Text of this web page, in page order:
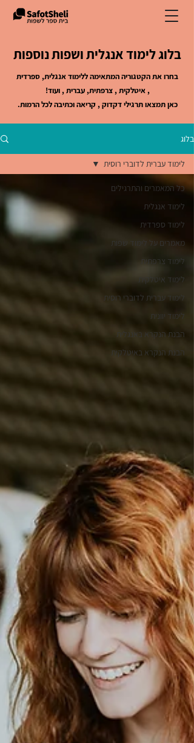
בלוג לימוד אנגלית ושפות נוספות
בחרו את הקטגוריה המתאימה ללימוד אנגלית, ספרדית
, איטלקית , צרפתית, עברית , ועוד!
כאן תמצאו תרגילי דקדוק , קריאה וכתיבה לכל הרמות.
בלוג
כל המאמרים והתרגילים
לימוד אנגלית
לימוד ספרדית
מאמרים על לימוד שפות
לימוד צרפתית
לימוד איטלקית
לימוד עברית לדוברי רוסית
לימוד יוונית
הבנת הנקרא באנגלית
הבנת הנקרא באיטלקית
לימוד עברית לדוברי רוסית